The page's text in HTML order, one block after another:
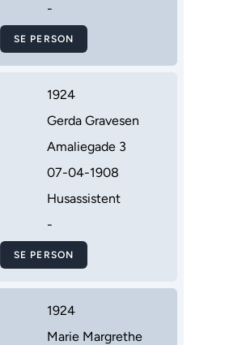
-
SE PERSON
1924
Gerda Gravesen
Amaliegade 3
07-04-1908
Husassistent
-
SE PERSON
1924
Marie Margrethe